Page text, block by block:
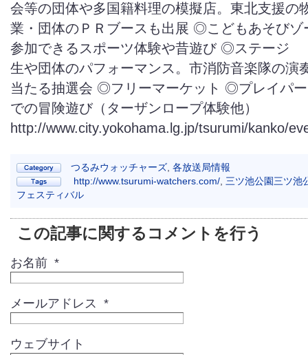
会等の団体や多国籍料理の模擬店。東北支援の
業・団体のＰＲブースも出展 ◎こどもあそび
参加できるスポーツ体験や昔遊び ◎ステージ
生や団体のパフォーマンス。市消防音楽隊の演
当たる抽選会 ◎フリーマーケット ◎プレイパ
での冒険遊び（ターザンロープ体験他）
http://www.city.yokohama.lg.jp/tsurumi/kanko/
つるみウォッチャーズ 各放送局情報
http://www.tsurumi-watchers.com/ 三ツ池公園三ツ池
フェスティバル
この記事に関するコメントを行う
お名前 *
メールアドレス *
ウェブサイト